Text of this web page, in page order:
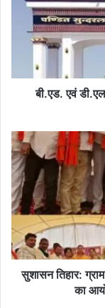
.
ए
ड
.
प्र
वे
श
प
री
क्षा
बी.एड. एवं
सु
शा
स
न
ति
हा
र
:
ग्रा
सुशासन तिहार:
का